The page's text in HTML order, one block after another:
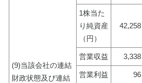
(9)当該会社の連結
財政状態及び連結
1株当た
り純資産
（円）
42,258
営業収益 3,338
営業利益 96